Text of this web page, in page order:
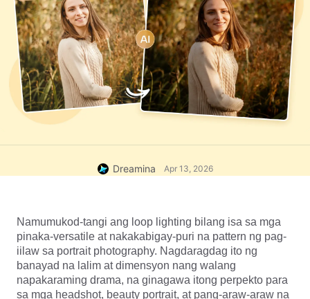
Dreamina Apr 13, 2026
Namumukod-tangi ang loop lighting bilang isa sa mga
pinaka-versatile at nakakabigay-puri na pattern ng pag-
iilaw sa portrait photography. Nagdaragdag ito ng
banayad na lalim at dimensyon nang walang
napakaraming drama, na ginagawa itong perpekto para
sa mga headshot, beauty portrait, at pang-araw-araw na